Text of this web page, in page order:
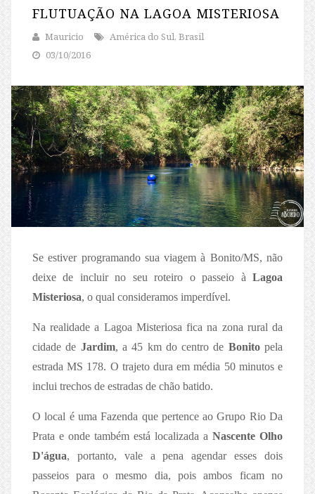
FLUTUAÇÃO NA LAGOA MISTERIOSA
Mauricio
América do Sul, Brasil
03/10/2016
Se estiver programando sua viagem à Bonito/MS, não
deixe de incluir no seu roteiro o passeio à Lagoa
Misteriosa, o qual consideramos imperdível.
Na realidade a Lagoa Misteriosa fica na zona rural da
cidade de Jardim, a 45 km do centro de Bonitopela
estrada MS 178. O trajeto dura em média 50 minutos e
inclui trechos de estradas de chão batido.
O local é uma Fazenda que pertence ao Grupo Rio Da
Prata e onde também está localizada a Nascente Olho
D'água, portanto, vale a pena agendar esses dois
passeios para o mesmo dia, pois ambos ficam no